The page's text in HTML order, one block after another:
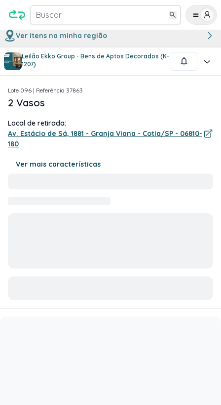
Buscar
Ver itens na minha região
Leilão Ekko Group - Bens de Aptos Decorados (K-
1207)
1/1
Lote 096 | Referência 37863
2 Vasos
Local de retirada:
Av. Estácio de Sá, 1881 - Granja Viana - Cotia/SP - 06810-
180
Ver mais características